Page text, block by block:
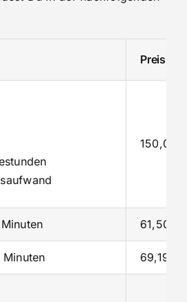
Preis
150,00
61,50 €
69,19 €